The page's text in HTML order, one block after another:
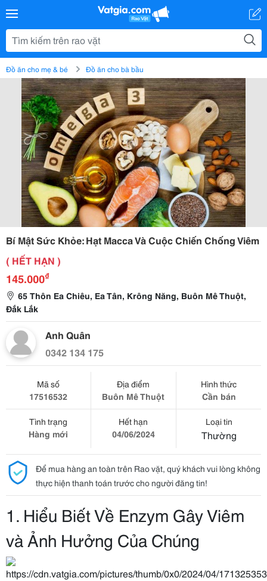
Đồ ăn cho mẹ & bé Đồ ăn cho bà bầu
Bí Mật Sức Khỏe: Hạt Macca Và Cuộc Chiến Chống Viêm
( HẾT HẠN )
145.000₫
65 Thôn Ea Chiêu, Ea Tân, Krông Năng, Buôn Mê Thuột,
Đắk Lắk
Anh Quân
0342 134 175
Mã số
17516532
Địa điểm
Buôn Mê Thuột
Hình thức
Cần bán
Tình trạng
Hàng mới
Hết hạn
04/06/2024
Loại tin
Thường
Để mua hàng an toàn trên Rao vặt, quý khách vui lòng không
thực hiện thanh toán trước cho người đăng tin!
1. Hiểu Biết Về Enzym Gây Viêm
và Ảnh Hưởng Của Chúng